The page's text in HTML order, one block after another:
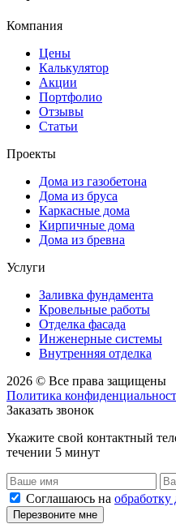
Компания
Цены
Калькулятор
Акции
Портфолио
Отзывы
Статьи
Проекты
Дома из газобетона
Дома из бруса
Каркасные дома
Кирпичные дома
Дома из бревна
Услуги
Заливка фундамента
Кровельные работы
Отделка фасада
Инженерные системы
Внутренняя отделка
2026 © Все права защищены
Политика
Заказать звонок
Укажите свой контактный
течении 5 минут
Соглашаюсь на
Перезвоните мне